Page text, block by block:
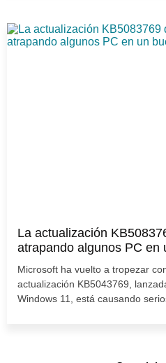
La actualización
atrapando algunos PC en
Microsoft ha vuelto a tropezar
actualización KB5043769,
Windows 11, está causando